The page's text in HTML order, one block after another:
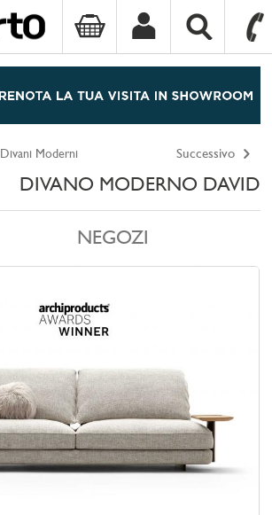
Successivo
Divani Moderni
DIVANO MODERNO DAVID
NEGOZI